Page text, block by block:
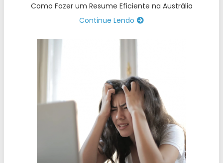
Como Fazer um Resume Eficiente na Austrália
Continue Lendo